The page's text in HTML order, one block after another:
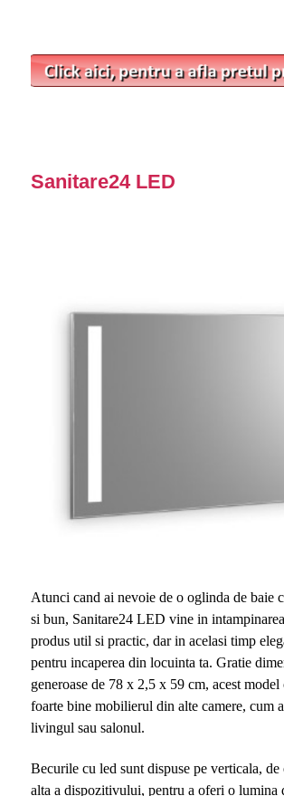
Sanitare24 LED
Atunci cand ai nevoie de o oglinda de baie
si bun, Sanitare24 LED vine in
produs util si practic, dar in acelasi timp
pentru incaperea din locuinta ta. Gratie
generoase de 78 x 2,5 x 59 cm, acest model
foarte bine mobilierul din alte camere, cum
livingul sau salonul.
Becurile cu led sunt dispuse pe verticala, de
alta a dispozitivului, pentru a oferi o lumina